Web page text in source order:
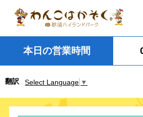
本日の営業時間
翻訳 Select Language ▼